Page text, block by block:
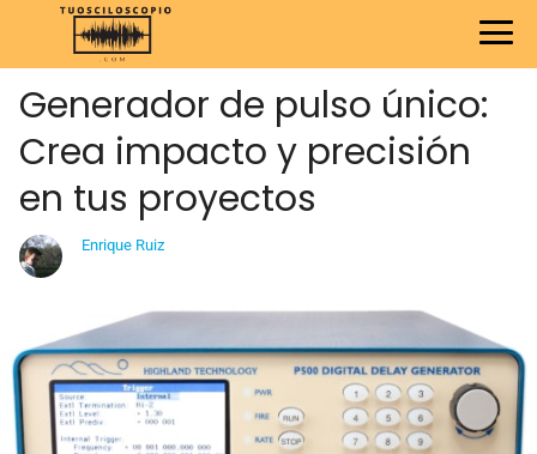
Generador de pulso único:
Crea impacto y precisión
en tus proyectos
Enrique Ruiz